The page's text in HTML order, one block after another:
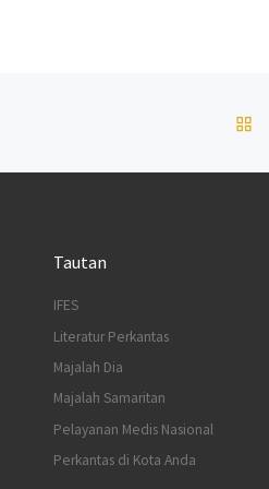
Tautan
IFES
Literatur Perkantas
Majalah Dia
Majalah Samaritan
Pelayanan Medis Nasional
Perkantas di Kota Anda